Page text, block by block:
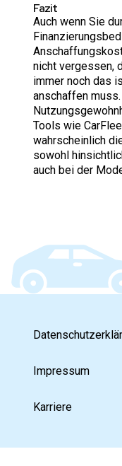
Fazit
Auch wenn Sie
nicht vergessen,
immer noch das
anschaffen
Tools wie
wahrscheinlich
sowohl
auch bei der
Impressum
Karriere